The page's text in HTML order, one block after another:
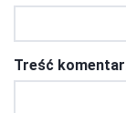
Treść